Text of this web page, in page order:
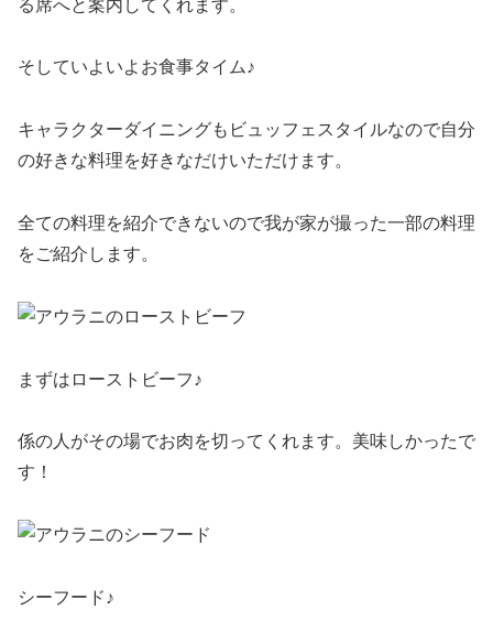
る席へと案内してくれます。
そしていよいよお食事タイム♪
キャラクターダイニングもビュッフェスタイルなので自分
の好きな料理を好きなだけいただけます。
全ての料理を紹介できないので我が家が撮った一部の料理
をご紹介します。
まずはローストビーフ♪
係の人がその場でお肉を切ってくれます。美味しかったで
す！
シーフード♪